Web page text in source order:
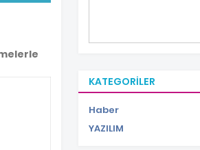
KATEGORILER
Haber
YAZILIM